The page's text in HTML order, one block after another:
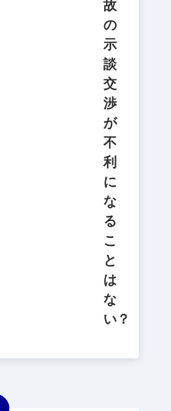
故
の
示
談
交
渉
が
不
利
に
な
る
こ
と
は
な
い？